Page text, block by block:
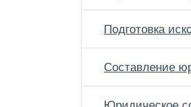
Подготовка
Составление